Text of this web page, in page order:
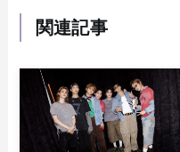
関連記事